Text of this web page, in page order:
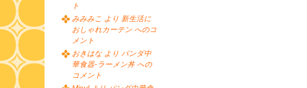
ト
みみみこ より 新生活に
おしゃれカーテン へのコ
メント
おきはな より パンダ中
華食器-ラーメン丼 への
コメント